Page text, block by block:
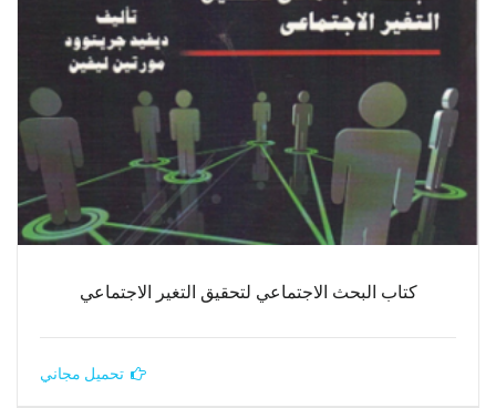
كتاب البحث الاجتماعي لتحقيق التغير الاجتماعي
تحميل مجاني